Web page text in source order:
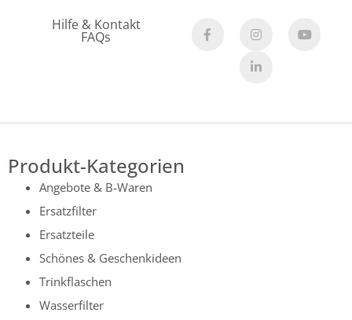
Hilfe & Kontakt
FAQs
Produkt-Kategorien
Angebote & B-Waren
Ersatzfilter
Ersatzteile
Schönes & Geschenkideen
Trinkflaschen
Wasserfilter